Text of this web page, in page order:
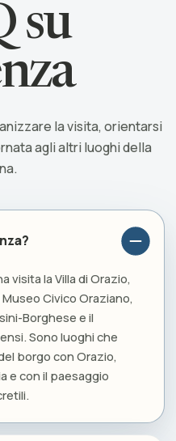
su
la visita, orientarsi
agli altri luoghi della
visita la Villa di Orazio,
Civico Oraziano,
Borghese e il
Sono luoghi che
borgo con Orazio,
e con il paesaggio